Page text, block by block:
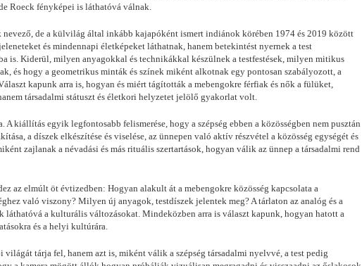
Roeck fényképei is láthatóvá válnak.
de a külvilág által inkább kajapóként ismert indiánok körében 1974 és 2019 között
és mindennapi életképeket láthatnak, hanem betekintést nyernek a test
is. Kiderül, milyen anyagokkal és technikákkal készülnek a testfestések, milyen mitikus
és hogy a geometrikus minták és színek miként alkotnak egy pontosan szabályozott, a
kapunk arra is, hogyan és miért tágították a mebengokre férfiak és nők a fülüket,
társadalmi státuszt és életkori helyzetet jelölő gyakorlat volt.
kiállítás egyik legfontosabb felismerése, hogy a szépség ebben a közösségben nem pusztán
a díszek elkészítése és viselése, az ünnepen való aktív részvétel a közösség egységét és
zajlanak a névadási és más rituális szertartások, hogyan válik az ünnep a társadalmi rend
az elmúlt öt évtizedben: Hogyan alakult át a mebengokre közösség kapcsolata a
való viszony? Milyen új anyagok, testdíszek jelentek meg? A tárlaton az analóg és a
a kulturális változásokat. Mindeközben arra is választ kapunk, hogyan hatott a
és a helyi kultúrára.
tárja fel, hanem azt is, miként válik a szépség társadalmi nyelvvé, a test pedig